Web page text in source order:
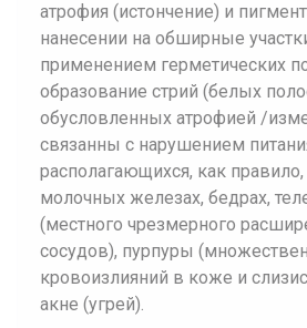
атрофия (истончение) и
нанесении на обширные
применением герметических
образование стрий (белых
обусловленных атрофией /
связанны с нарушением
располагающихся, как
молочных железах, бедрах,
(местного чрезмерного
сосудов), пурпуры
кровоизлияний в коже и
акне (угрей).